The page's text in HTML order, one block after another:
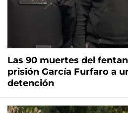
Las 90 muertes del
prisión García Furfaro a
detención